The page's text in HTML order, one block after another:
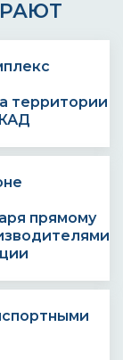
территории
прямому